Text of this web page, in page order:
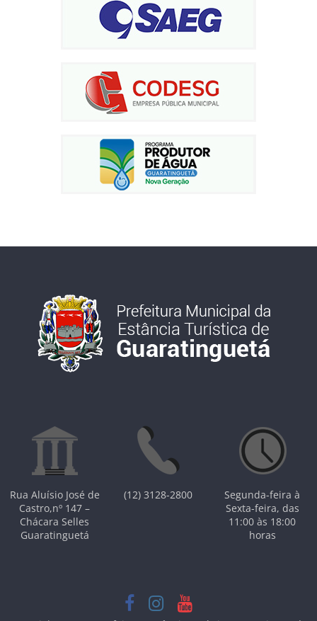
Rua Aluísio José de
Castro,nº 147 –
Chácara Selles
Guaratinguetá
(12) 3128-2800
Segunda-feira à
Sexta-feira, das
11:00 às 18:00
horas